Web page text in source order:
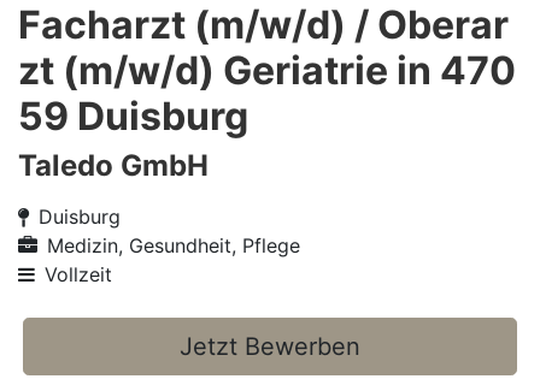
Facharzt (m/w/d) / Oberar
zt (m/w/d) Geriatrie in 470
59 Duisburg
Taledo GmbH
Duisburg
Medizin, Gesundheit, Pflege
Vollzeit
Jetzt Bewerben